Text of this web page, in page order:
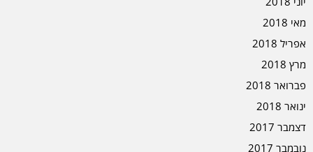
מאי 2018
אפריל 2018
מרץ 2018
פברואר 2018
ינואר 2018
דצמבר 2017
נובמבר 2017